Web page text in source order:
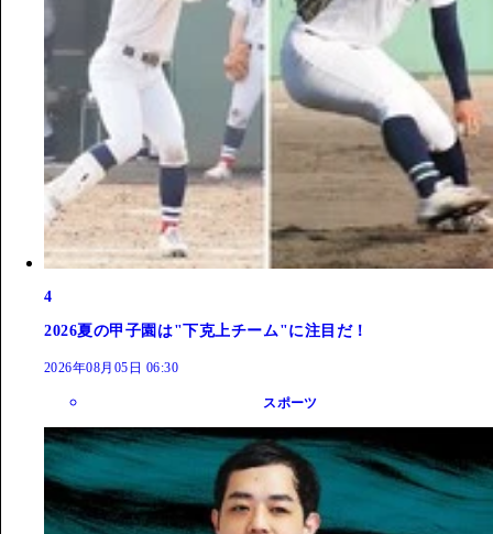
4
2026夏の甲子園は"下克上チーム"に注目だ！
2026年08月05日 06:30
スポーツ